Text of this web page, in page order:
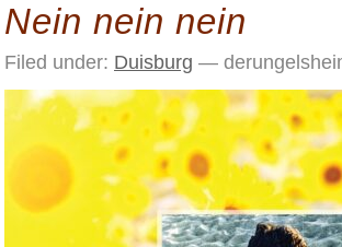
Nein nein nein
Filed under: Duisburg —